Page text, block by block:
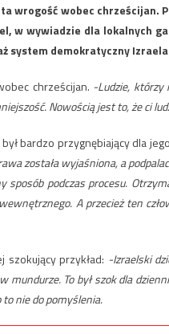
wrogość wobec chrześcijan.
w wywiadzie dla lokalnych
system demokratyczny
chrześcijan. -Ludzie, którzy
Nowością jest to, że ci
bardzo przygnębiający dla
została wyjaśniona, a
sposób podczas procesu.
A przecież ten
szokujący przykład: -Izraelski
w mundurze. To był szok dla
to nie do pomyślenia.